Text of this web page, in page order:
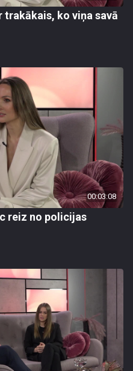
ko viņa savā
00:03:08
reiz no policijas